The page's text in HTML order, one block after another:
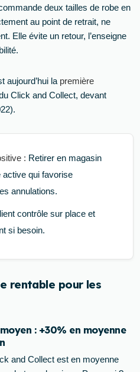
deux tailles de robe en
au point de retrait, ne
Elle évite un retour, l’enseigne
aujourd’hui la première
Click and Collect, devant
: Retirer en magasin
active qui favorise
annulations.
contrôle sur place et
si besoin.
rentable pour les
: +30% en moyenne
and Collect est en moyenne